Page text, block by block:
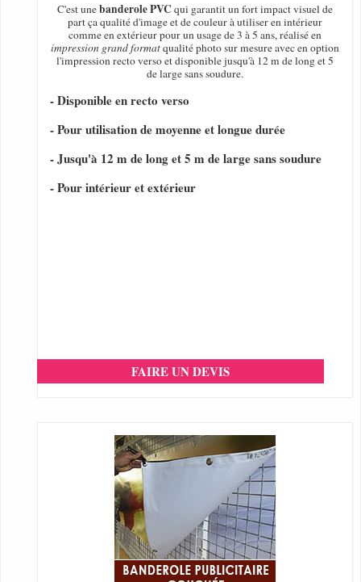
C'est unebanderole PVC qui garantit un fort impact visuel de
part ça qualité d'image et de couleur à utiliser en intérieur
comme en extérieur pour un usage de 3 à 5 ans, réalisé en
impression grand formatqualité photo sur mesure avec en option
l'impression recto verso et disponible jusqu'à 12 m de long et 5
de large sans soudure.
- Disponible en recto verso
- Pour utilisation de moyenne et longue durée
- Jusqu'à 12 m de long et 5 m de large sans soudure
- Pour intérieur et extérieur
FAIRE UN DEVIS